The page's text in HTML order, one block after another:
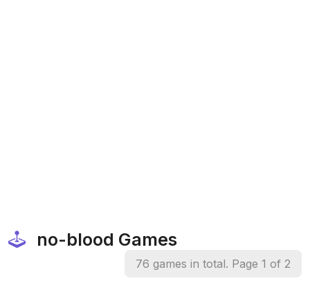
no-blood Games
76 games in total. Page 1 of 2